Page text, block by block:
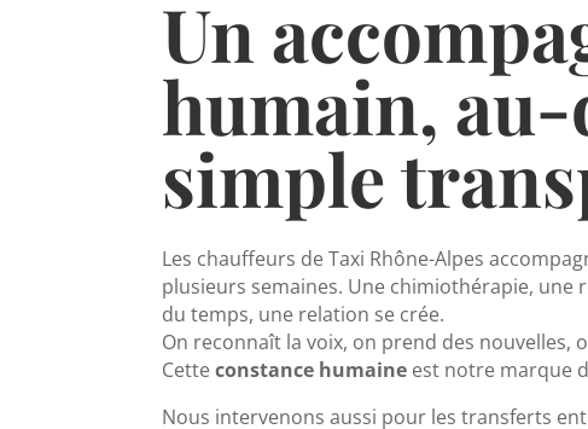
Un
humain, au-
simple
Les chauffeurs de Taxi Rhône-Alpes
plusieurs semaines. Une chimiothérapie,
du temps, une relation se crée.
On reconnaît la voix, on prend des nouvelles,
Cetteconstance humaine est notre marque
Nous intervenons aussi pour les transferts